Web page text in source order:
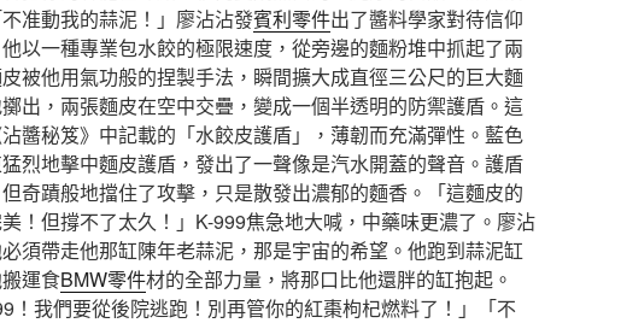
准動我的蒜泥！」廖沾沾發賓利零件出了醬料學家對待信仰
以一種專業包水餃的極限速度，從旁邊的麵粉堆中抓起了兩
被他用氣功般的捏製手法，瞬間擴大成直徑三公尺的巨大麵
出，兩張麵皮在空中交疊，變成一個半透明的防禦護盾。這
醬秘笈》中記載的「水餃皮護盾」，薄韌而充滿彈性。藍色
烈地擊中麵皮護盾，發出了一聲像是汽水開蓋的聲音。護盾
奇蹟般地擋住了攻擊，只是散發出濃郁的麵香。「這麵皮的
！但撐不了太久！」K-999焦急地大喊，中藥味更濃了。廖沾
須帶走他那缸陳年老蒜泥，那是宇宙的希望。他跑到蒜泥缸
運食BMW零件材的全部力量，將那口比他還胖的缸抱起。
！我們要從後院逃跑！別再管你的紅棗枸杞燃料了！」「不